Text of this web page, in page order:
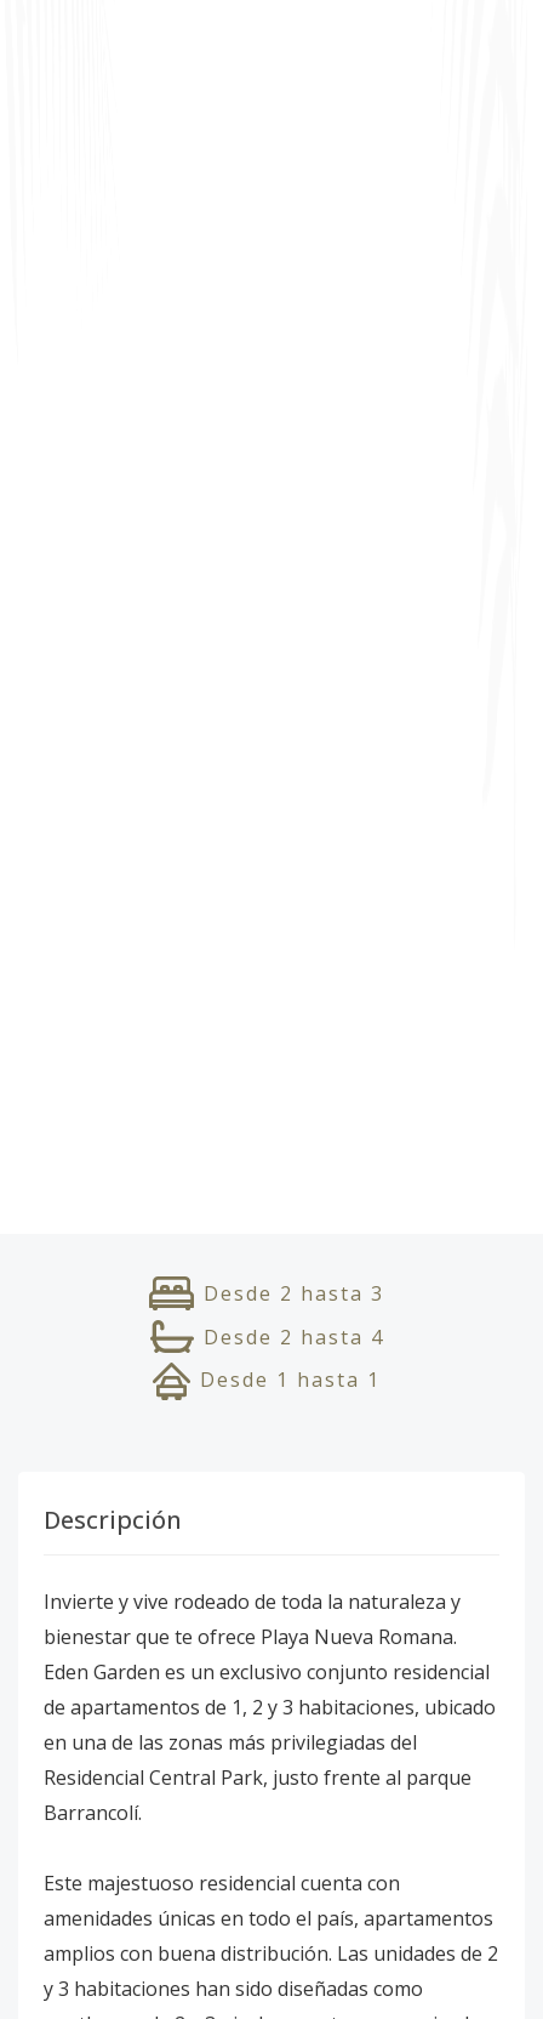
Desde 2 hasta 3
Desde 2 hasta 4
Desde 1 hasta 1
Descripción
Invierte y vive rodeado de toda la naturaleza y
bienestar que te ofrece Playa Nueva Romana.
Eden Garden es un exclusivo conjunto residencial
de apartamentos de 1, 2 y 3 habitaciones, ubicado
en una de las zonas más privilegiadas del
Residencial Central Park, justo frente al parque
Barrancolí.
Este majestuoso residencial cuenta con
amenidades únicas en todo el país, apartamentos
amplios con buena distribución. Las unidades de 2
y 3 habitaciones han sido diseñadas como